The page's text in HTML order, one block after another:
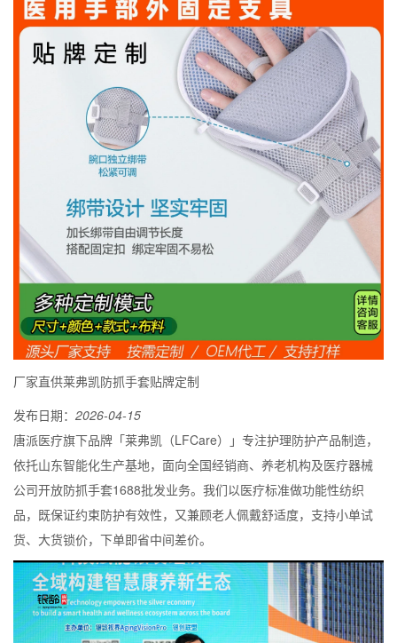
厂家直供莱弗凯防抓手套贴牌定制
发布日期： 2026-04-15
唐派医疗旗下品牌「莱弗凯（LFCare）」专注护理防护产品制造，
依托山东智能化生产基地，面向全国经销商、养老机构及医疗器械
公司开放防抓手套1688批发业务。我们以医疗标准做功能性纺织
品，既保证约束防护有效性，又兼顾老人佩戴舒适度，支持小单试
货、大货锁价，下单即省中间差价。